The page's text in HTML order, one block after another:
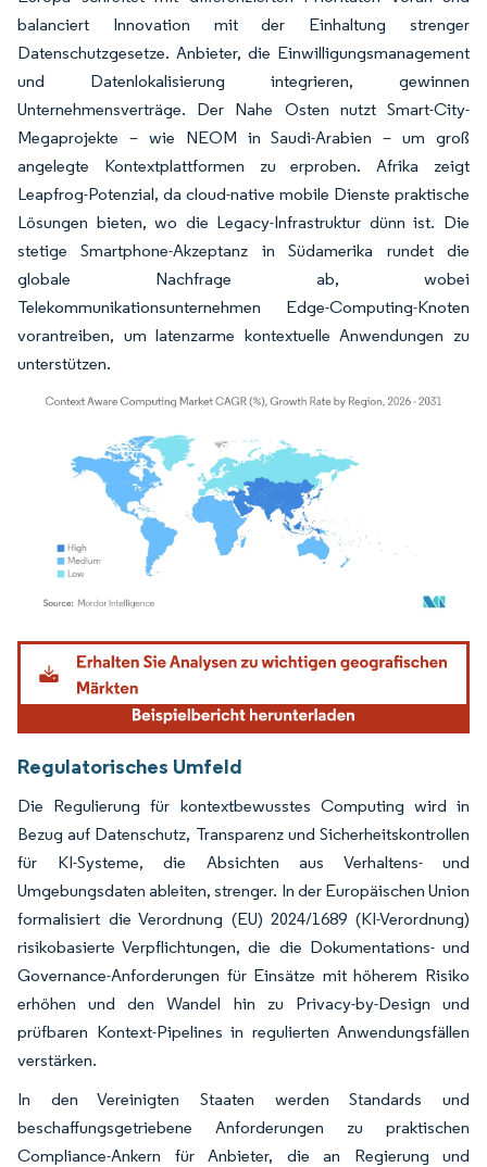
balanciert Innovation mit der Einhaltung strenger
Datenschutzgesetze. Anbieter, die Einwilligungsmanagement
und Datenlokalisierung integrieren, gewinnen
Unternehmensverträge. Der Nahe Osten nutzt Smart-City-
Megaprojekte – wie NEOM in Saudi-Arabien – um groß
angelegte Kontextplattformen zu erproben. Afrika zeigt
Leapfrog-Potenzial, da cloud-native mobile Dienste praktische
Lösungen bieten, wo die Legacy-Infrastruktur dünn ist. Die
stetige Smartphone-Akzeptanz in Südamerika rundet die
globale Nachfrage ab, wobei
Telekommunikationsunternehmen Edge-Computing-Knoten
vorantreiben, um latenzarme kontextuelle Anwendungen zu
unterstützen.
Bild © Mordor Intelligence. Wiederverwendung erfordert Namensnennung gemäß
Regulatorisches Umfeld
Die Regulierung für kontextbewusstes Computing wird in
Bezug auf Datenschutz, Transparenz und Sicherheitskontrollen
für KI-Systeme, die Absichten aus Verhaltens- und
Umgebungsdaten ableiten, strenger. In der Europäischen Union
formalisiert die Verordnung (EU) 2024/1689 (KI-Verordnung)
risikobasierte Verpflichtungen, die die Dokumentations- und
Governance-Anforderungen für Einsätze mit höherem Risiko
erhöhen und den Wandel hin zu Privacy-by-Design und
prüfbaren Kontext-Pipelines in regulierten Anwendungsfällen
verstärken.
In den Vereinigten Staaten werden Standards und
beschaffungsgetriebene Anforderungen zu praktischen
Compliance-Ankern für Anbieter, die an Regierung und